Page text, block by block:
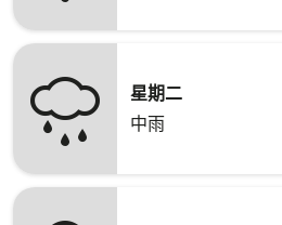
星期二
中雨